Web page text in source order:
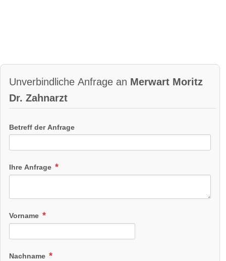
Unverbindliche Anfrage an Merwart Moritz
Dr. Zahnarzt
Betreff der Anfrage
Ihre Anfrage
Vorname
Nachname